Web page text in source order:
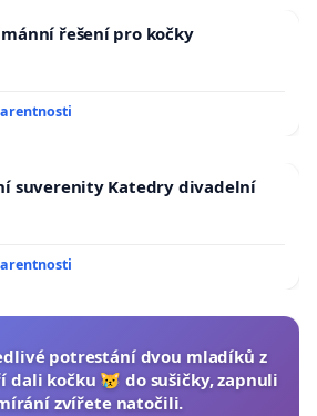
řešení pro kočky
suverenity Katedry divadelní
potrestání dvou mladíků z
dali kočku 😿 do sušičky, zapnuli
zvířete natočili.